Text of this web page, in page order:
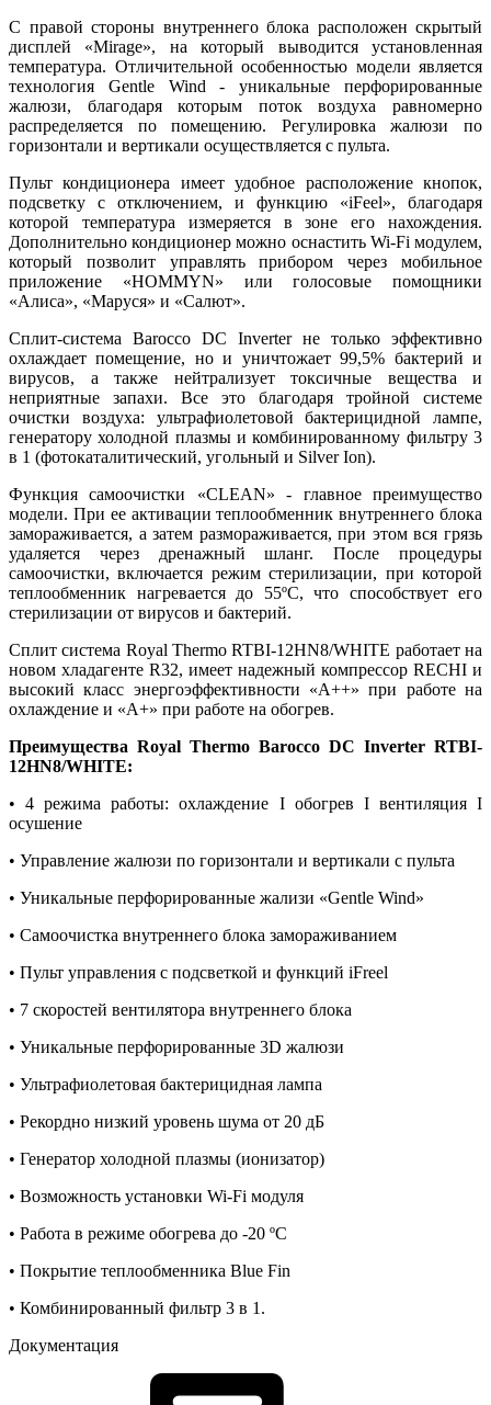
С правой стороны внутреннего блока расположен скрытый
дисплей «Mirage», на который выводится установленная
температура. Отличительной особенностью модели является
технология Gentle Wind - уникальные перфорированные
жалюзи, благодаря которым поток воздуха равномерно
распределяется по помещению. Регулировка жалюзи по
горизонтали и вертикали осуществляется с пульта.
Пульт кондиционера имеет удобное расположение кнопок,
подсветку с отключением, и функцию «iFeel», благодаря
которой температура измеряется в зоне его нахождения.
Дополнительно кондиционер можно оснастить Wi-Fi модулем,
который позволит управлять прибором через мобильное
приложение «HOMMYN» или голосовые помощники
«Алиса», «Маруся» и «Салют».
Сплит-система Barocco DC Inverter не только эффективно
охлаждает помещение, но и уничтожает 99,5% бактерий и
вирусов, а также нейтрализует токсичные вещества и
неприятные запахи. Все это благодаря тройной системе
очистки воздуха: ультрафиолетовой бактерицидной лампе,
генератору холодной плазмы и комбинированному фильтру 3
в 1 (фотокаталитический, угольный и Silver Ion).
Функция самоочистки «CLEAN» - главное преимущество
модели. При ее активации теплообменник внутреннего блока
замораживается, а затем размораживается, при этом вся грязь
удаляется через дренажный шланг. После процедуры
самоочистки, включается режим стерилизации, при которой
теплообменник нагревается до 55ºС, что способствует его
стерилизации от вирусов и бактерий.
Сплит система Royal Thermo RTBI-12HN8/WHITE работает на
новом хладагенте R32, имеет надежный компрессор RECHI и
высокий класс энергоэффективности «А++» при работе на
охлаждение и «А+» при работе на обогрев.
Преимущества Royal Thermo Barocco DC Inverter RTBI-
12HN8/WHITE:
• 4 режима работы: охлаждение I обогрев I вентиляция I
осушение
• Управление жалюзи по горизонтали и вертикали с пульта
• Уникальные перфорированные жализи «Gentle Wind»
• Самоочистка внутреннего блока замораживанием
• Пульт управления с подсветкой и функций iFreel
• 7 скоростей вентилятора внутреннего блока
• Уникальные перфорированные 3D жалюзи
• Ультрафиолетовая бактерицидная лампа
• Рекордно низкий уровень шума от 20 дБ
• Генератор холодной плазмы (ионизатор)
• Возможность установки Wi-Fi модуля
• Работа в режиме обогрева до -20 ºС
• Покрытие теплообменника Blue Fin
• Комбинированный фильтр 3 в 1.
Документация